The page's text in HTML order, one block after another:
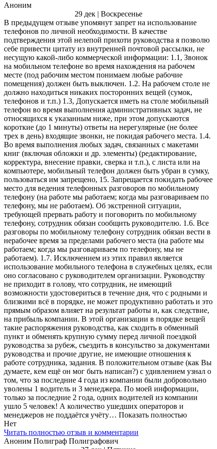
Аноним
29 дек | Воскресенье
В предыдущем отзыве упомянут запрет на использование
телефонов по личной необходимости. В качестве
подтверждения этой нелепой прихоти руководства я позволю
себе привести цитату из внутренней почтовой рассылки, не
несущую какой-либо коммерческой информации: 1.1, Звонок
на мобильном телефоне во время нахождения на рабочем
месте (под рабочим местом понимаем любые рабочие
помещения) должен быть выключен. 1.2. На рабочем столе не
должно находиться никаких посторонних вещей (сумок,
телефонов и т.п.) 1.3, Допускается иметь на столе мобильный
телефон во время выполнения административных задач, не
относящихся к указанным ниже, при этом допускаются
короткие (до 1 минуты) ответы на нерегулярные (не более
трех в день) входящие звонки, не покидая рабочего места. 1.4.
Во время выполнения любых задач, связанных с макетами
книг (включая обложки и др. элементы) (редактирование,
корректура, внесение правки, сверка и т.п.), с листа или на
компьютере, мобильный телефон должен быть убран в сумку,
пользоваться им запрещено, 15. Запрещается покидать рабочее
место для ведения телефонных разговоров по мобильному
телефону (на работе мы работаем; когда мы разговариваем по
телефону, мы не работаем). Об экстренной ситуации,
требующей прервать работу и поговорить по мобильному
телефону, сотрудник обязан сообщить руководителю. 1.6. Все
разговоры по мобильному телефону сотрудник обязан вести в
нерабочее время за пределами рабочего места (на работе мы
работаем; когда мы разговариваем по телефону, мы не
работаем). 1.7. Исключением из этих правил является
использование мобильного телефона в служебных целях, если
оно согласовано с руководителем организации. Руководству
не приходит в голову, что сотрудник, не имеющий
возможности удостовериться в течение дня, что с родными и
близкими всё в порядке, не может продуктивно работать и это
прямым образом влияет на результат работы и, как следствие,
на прибыль компании. В этой организации в порядке вещей
такие распоряжения руководства, как сходить в обменный
пункт и обменять крупную сумму перед личной поездкой
руководства за рубеж, съездить в консульство за документами
руководства и прочие другие, не имеющие отношения к
работе сотрудника, задания. В положительном отзыве (как Вы
думаете, кем ещё он мог быть написан?) с удивлением узнал о
том, что за последние 4 года из компании были добровольно
уволены 1 водитель и 3 менеджера. По моей информации,
только за последние 2 года, одних водителей из компании
ушло 5 человек! А количество ушедших операторов и
менеджеров не поддаётся учёту… Показать полностью
Нет
Читать полностью отзыв и комментарии
Аноним Полиграф Полиграфович